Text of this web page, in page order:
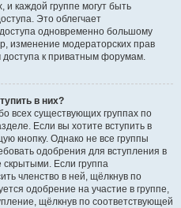
и каждой группе могут быть
Это облегчает
одновременно большому
изменение модераторских прав
доступа к приватным форумам.
в них?
всех существующих группах по
Если вы хотите вступить в
кнопку. Однако не все группы
одобрения для вступления в
Если группа
членство в ней, щёлкнув по
одобрение на участие в группе,
щёлкнув по соответствующей